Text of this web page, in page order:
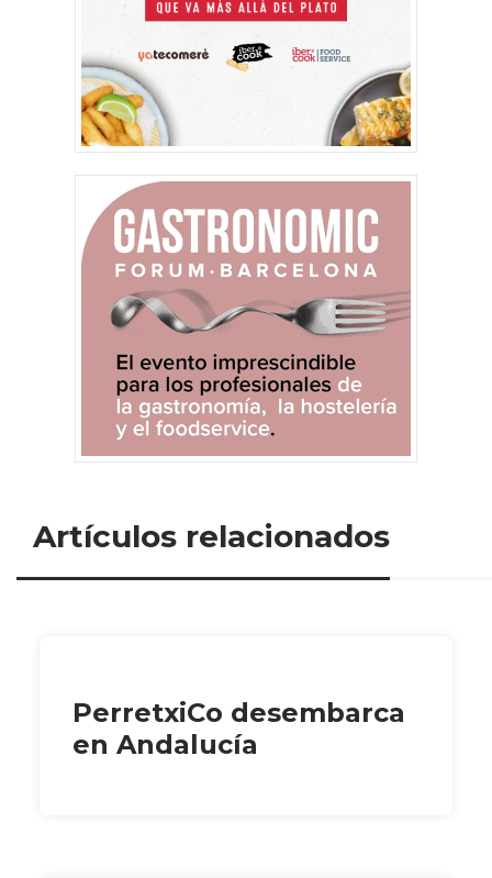
Artículos relacionados
PerretxiCo desembarca
en Andalucía